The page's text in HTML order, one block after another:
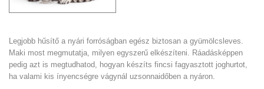
Legjobb hűsítő a nyári forróságban egész biztosan a gyümölcsleves.
Maki most megmutatja, milyen egyszerű elkészíteni. Ráadásképpen
pedig azt is megtudhatod, hogyan készíts fincsi fagyasztott joghurtot,
ha valami kis ínyencségre vágynál uzsonnaidőben a nyáron.